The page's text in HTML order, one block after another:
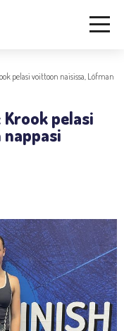
pelasi voittoon naisissa, Löfman
Krook pelasi